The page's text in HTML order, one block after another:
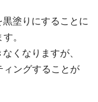
塗りにすることに
。
くなりますが、
ングすることが